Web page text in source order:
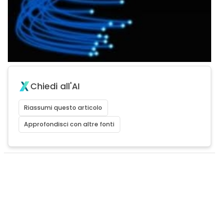
Chiedi all'AI
Riassumi questo articolo
Approfondisci con altre fonti